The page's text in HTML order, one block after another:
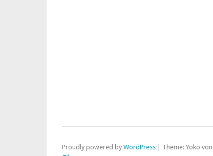
Proudly powered by WordPress Theme: Yoko von